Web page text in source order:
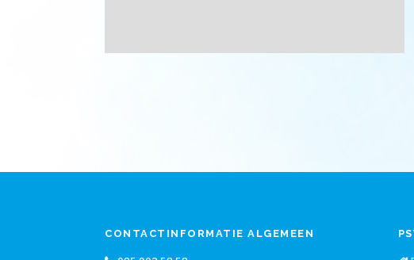
CONTACTINFORMATIE ALGEMEEN